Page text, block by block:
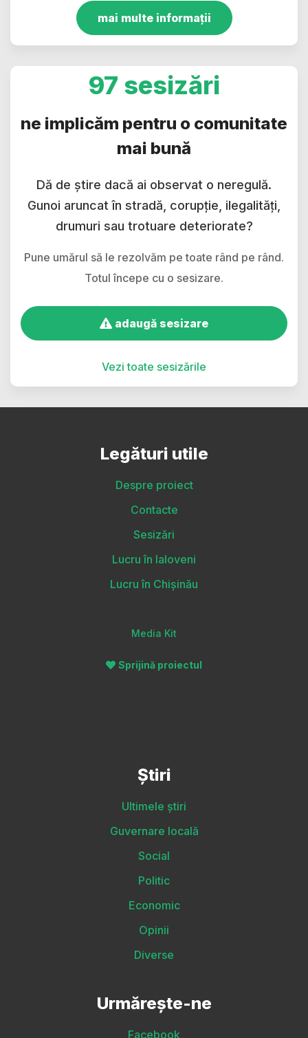
mai multe informații
97 sesizări
ne implicăm pentru o comunitate
mai bună
Dă de știre dacă ai observat o neregulă.
Gunoi aruncat în stradă, corupție, ilegalități,
drumuri sau trotuare deteriorate?
Pune umărul să le rezolvăm pe toate rând pe rând.
Totul începe cu o sesizare.
adaugă sesizare
Vezi toate sesizările
Legături utile
Despre proiect
Contacte
Sesizări
Lucru în Ialoveni
Lucru în Chișinău
Media Kit
Sprijină proiectul
Știri
Ultimele știri
Guvernare locală
Social
Politic
Economic
Opinii
Diverse
Urmărește-ne
Facebook